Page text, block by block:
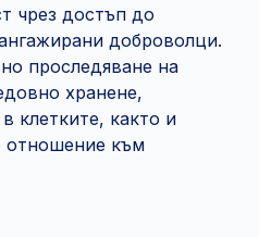
чрез достъп до
доброволци.
проследяване на
хранене,
клетките, както и
отношение към